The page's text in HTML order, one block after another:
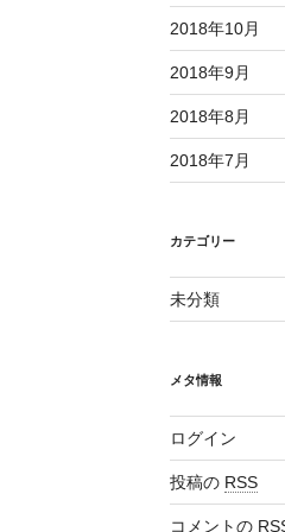
2018年10月
2018年9月
2018年8月
2018年7月
カテゴリー
未分類
メタ情報
ログイン
投稿の RSS
コメントの